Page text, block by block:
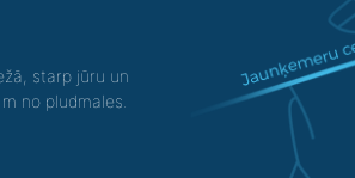
starp jūru un
no pludmales.